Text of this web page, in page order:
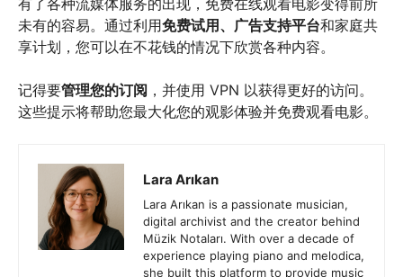
未有的容易。通过利用免费试用、广告支持平台和家庭共
享计划，您可以在不花钱的情况下欣赏各种内容。
记得要管理您的订阅 ，并使用 VPN 以获得更好的访问。
这些提示将帮助您最大化您的观影体验并免费观看电影。
Lara Arıkan
Lara Arıkan is a passionate musician,
digital archivist and the creator behind
Müzik Notaları. With over a decade of
experience playing piano and melodica,
she built this platform to provide music